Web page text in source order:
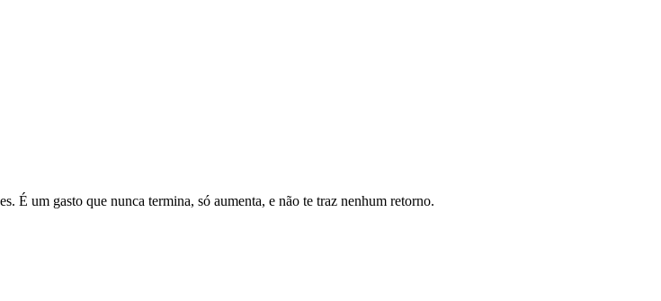
É um gasto que nunca termina, só aumenta, e não te traz nenhum retorno.